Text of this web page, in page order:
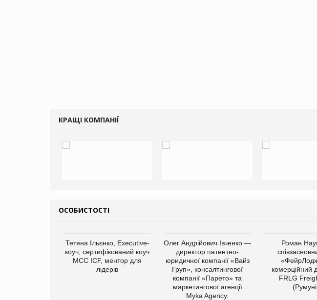
КРАЩІ КОМПАНІЇ
ОСОБИСТОСТІ
Тетяна Ільєнко, Executive-
коуч, сертифікований коуч
МСС ICF, ментор для
лідерів
Олег Андрійович Івченко —
директор патентно-
юридичної компанії «Вайз
Груп», консалтингової
компанії «Парето» та
маркетингової агенції
Myka Agency.
Роман
комерційний
FRLG